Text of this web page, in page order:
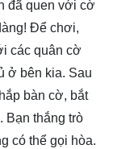
đã quen với cờ
Để chơi,
các quân cờ
ở bên kia. Sau
bàn cờ, bắt
Bạn thắng trò
có thể gọi hòa.